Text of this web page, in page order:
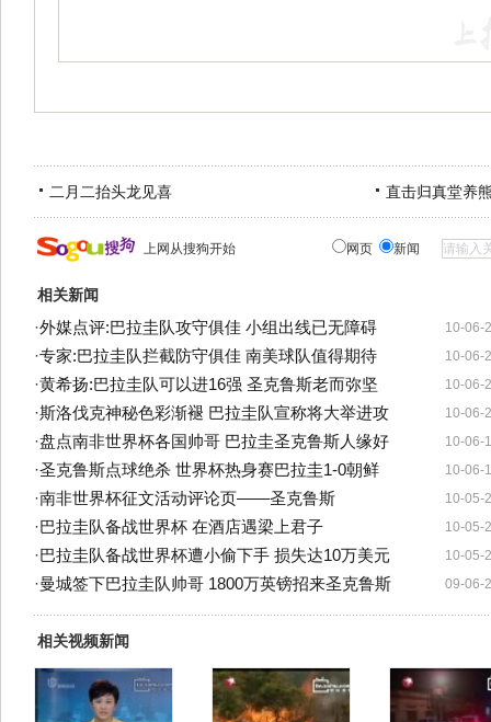
二月二抬头龙见喜 直击归真堂养
上网从搜狗开始 网页 新闻
相关新闻
10-06-
·外媒点评:巴拉圭队攻守俱佳 小组出线已无障碍
10-06-
·专家:巴拉圭队拦截防守俱佳 南美球队值得期待
10-06-
·黄希扬:巴拉圭队可以进16强 圣克鲁斯老而弥坚
10-06-
·斯洛伐克神秘色彩渐褪 巴拉圭队宣称将大举进攻
10-06-
·盘点南非世界杯各国帅哥 巴拉圭圣克鲁斯人缘好
10-06-
·圣克鲁斯点球绝杀 世界杯热身赛巴拉圭1-0朝鲜
10-05-
·南非世界杯征文活动评论页——圣克鲁斯
10-05-
·巴拉圭队备战世界杯 在酒店遇梁上君子
10-05-
·巴拉圭队备战世界杯遭小偷下手 损失达10万美元
09-06-
·曼城签下巴拉圭队帅哥 1800万英镑招来圣克鲁斯
相关视频新闻